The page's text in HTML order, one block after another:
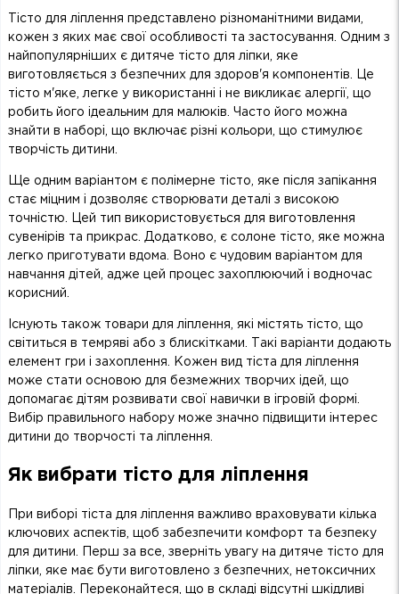
Тісто для ліплення представлено різноманітними видами,
кожен з яких має свої особливості та застосування. Одним з
найпопулярніших є дитяче тісто для ліпки, яке
виготовляється з безпечних для здоров'я компонентів. Це
тісто м'яке, легке у використанні і не викликає алергії, що
робить його ідеальним для малюків. Часто його можна
знайти в наборі, що включає різні кольори, що стимулює
творчість дитини.
Ще одним варіантом є полімерне тісто, яке після запікання
стає міцним і дозволяє створювати деталі з високою
точністю. Цей тип використовується для виготовлення
сувенірів та прикрас. Додатково, є солоне тісто, яке можна
легко приготувати вдома. Воно є чудовим варіантом для
навчання дітей, адже цей процес захоплюючий і водночас
корисний.
Існують також товари для ліплення, які містять тісто, що
світиться в темряві або з блискітками. Такі варіанти додають
елемент гри і захоплення. Кожен вид тіста для ліплення
може стати основою для безмежних творчих ідей, що
допомагає дітям розвивати свої навички в ігровій формі.
Вибір правильного набору може значно підвищити інтерес
дитини до творчості та ліплення.
Як вибрати тісто для ліплення
При виборі тіста для ліплення важливо враховувати кілька
ключових аспектів, щоб забезпечити комфорт та безпеку
для дитини. Перш за все, зверніть увагу на дитяче тісто для
ліпки, яке має бути виготовлено з безпечних, нетоксичних
матеріалів. Переконайтеся, що в складі відсутні шкідливі